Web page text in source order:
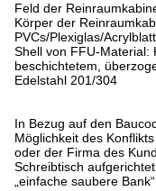
Feld der
Körper der
PVCs/Plexiglas/Acrylblatt
Shell von FFU-Material:
beschichtetem,
Edelstahl 201/304
In Bezug auf den
Möglichkeit des
oder der Firma des
Schreibtisch
„einfache saubere Bank“